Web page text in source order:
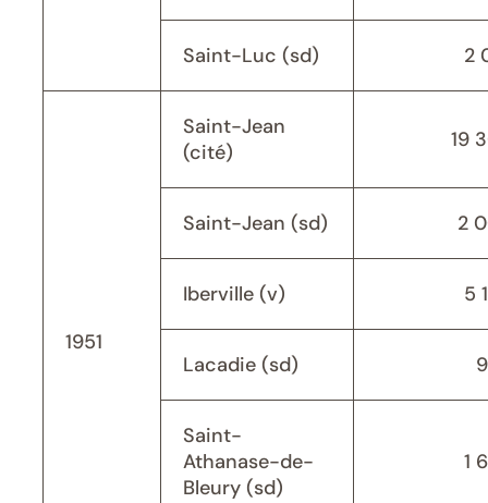
Saint-Luc (sd) 2
1951
Saint-Jean
(cité)
19
Saint-Jean (sd) 2
Iberville (v) 5
Lacadie (sd)
Saint-
Athanase-de-
Bleury (sd)
1